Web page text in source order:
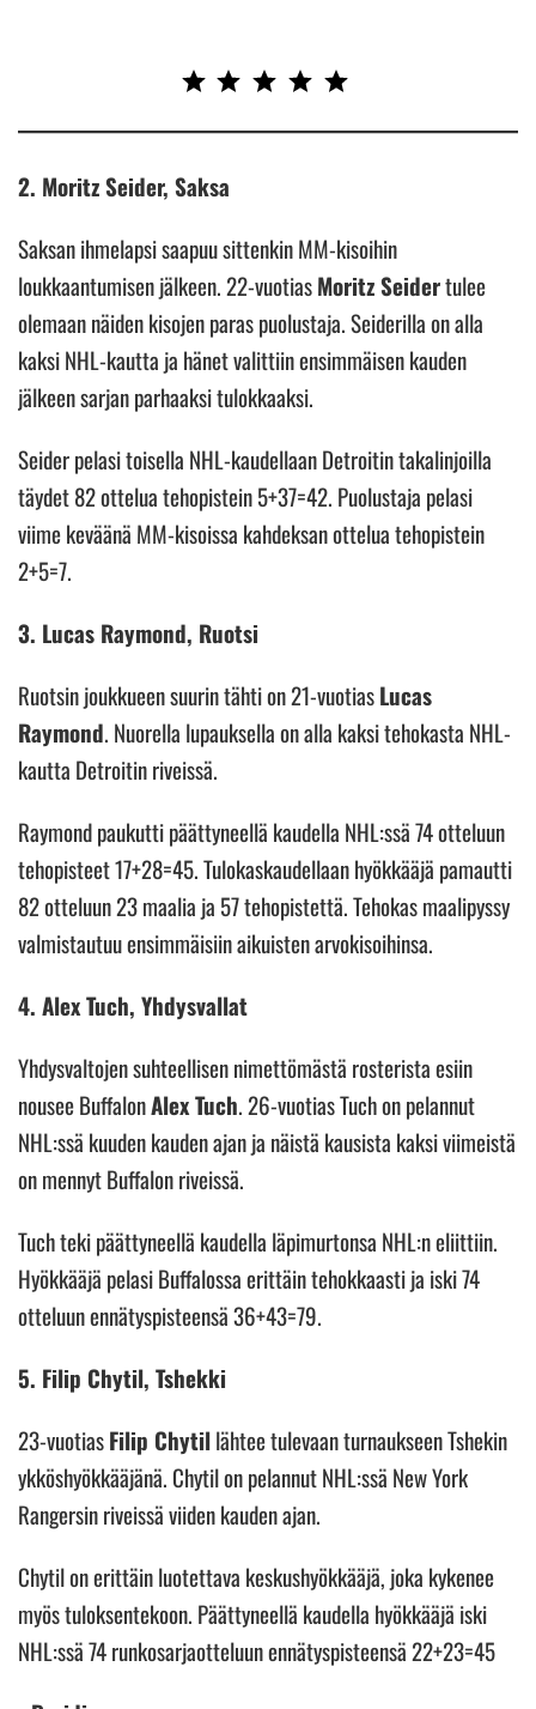
2. Moritz Seider, Saksa
Saksan ihmelapsi saapuu sittenkin MM-kisoihin
loukkaantumisen jälkeen. 22-vuotiasMoritz Seidertulee
olemaan näiden kisojen paras puolustaja. Seiderilla on alla
kaksi NHL-kautta ja hänet valittiin ensimmäisen kauden
jälkeen sarjan parhaaksi tulokkaaksi.
Seider pelasi toisella NHL-kaudellaan Detroitin takalinjoilla
täydet 82 ottelua tehopistein 5+37=42. Puolustaja pelasi
viime keväänä MM-kisoissa kahdeksan ottelua tehopistein
2+5=7.
3. Lucas Raymond, Ruotsi
Ruotsin joukkueen suurin tähti on 21-vuotiasLucas
Raymond. Nuorella lupauksella on alla kaksi tehokasta NHL-
kautta Detroitin riveissä.
Raymond paukutti päättyneellä kaudella NHL:ssä 74 otteluun
tehopisteet 17+28=45. Tulokaskaudellaan hyökkääjä pamautti
82 otteluun 23 maalia ja 57 tehopistettä. Tehokas maalipyssy
valmistautuu ensimmäisiin aikuisten arvokisoihinsa.
4. Alex Tuch, Yhdysvallat
Yhdysvaltojen suhteellisen nimettömästä rosterista esiin
nousee BuffalonAlex Tuch. 26-vuotias Tuch on pelannut
NHL:ssä kuuden kauden ajan ja näistä kausista kaksi viimeistä
on mennyt Buffalon riveissä.
Tuch teki päättyneellä kaudella läpimurtonsa NHL:n eliittiin.
Hyökkääjä pelasi Buffalossa erittäin tehokkaasti ja iski 74
otteluun ennätyspisteensä 36+43=79.
5. Filip Chytil, Tshekki
23-vuotiasFilip Chytillähtee tulevaan turnaukseen Tshekin
ykköshyökkääjänä. Chytil on pelannut NHL:ssä New York
Rangersin riveissä viiden kauden ajan.
Chytil on erittäin luotettava keskushyökkääjä, joka kykenee
myös tuloksentekoon. Päättyneellä kaudella hyökkääjä iski
NHL:ssä 74 runkosarjaotteluun ennätyspisteensä 22+23=45